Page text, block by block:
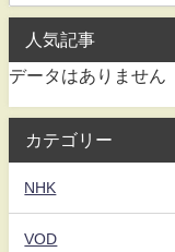
人気記事
データはありません
カテゴリー
NHK
VOD